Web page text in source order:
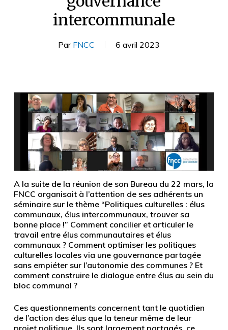
intercommunale
Par FNCC 6 avril 2023
A la suite de la réunion de son Bureau du 22 mars, la
FNCC organisait à l’attention de ses adhérents un
séminaire sur le thème “Politiques culturelles : élus
communaux, élus intercommunaux, trouver sa
bonne place !” Comment concilier et articuler le
travail entre élus communautaires et élus
communaux ? Comment optimiser les politiques
culturelles locales via une gouvernance partagée
sans empiéter sur l’autonomie des communes ? Et
comment construire le dialogue entre élus au sein du
bloc communal ?
Ces questionnements concernent tant le quotidien
de l’action des élus que la teneur même de leur
projet politique. Ils sont largement partagés, ce